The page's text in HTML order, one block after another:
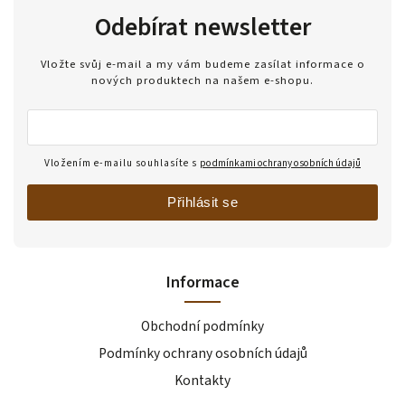
Informace
Obchodní podmínky
Podmínky ochrany osobních údajů
Kontakty
Odebírat newsletter
Vložte svůj e-mail a my vám budeme zasílat informace o
nových produktech na našem e-shopu.
Vložením e-mailu souhlasíte s podmínkami ochrany osobních údajů
Přihlásit se